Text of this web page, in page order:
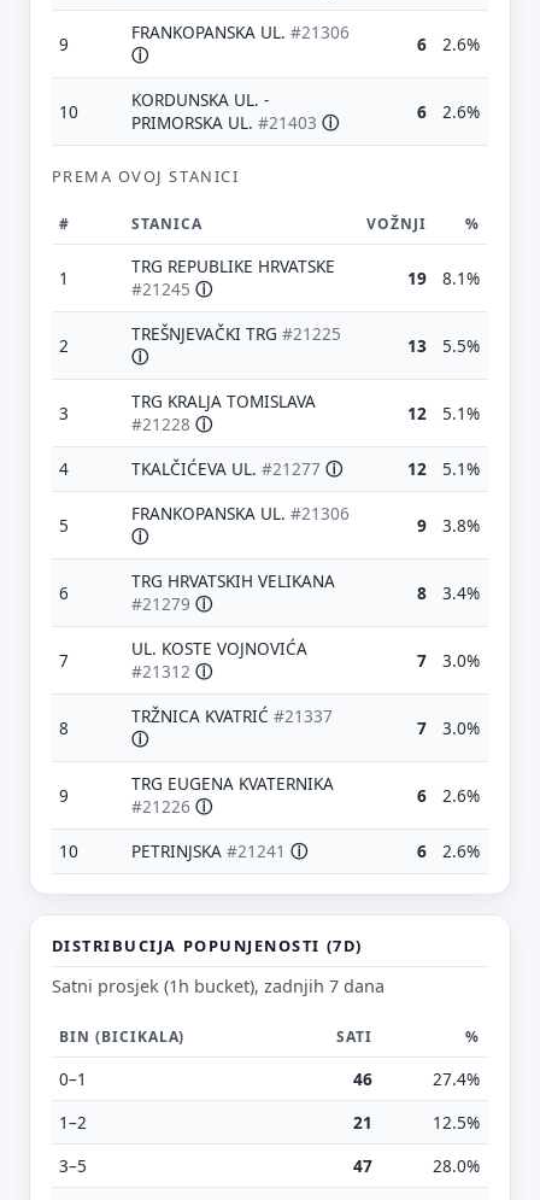
9
FRANKOPANSKA UL. #21306
ⓘ
6 2.6%
10
KORDUNSKA UL. -
PRIMORSKA UL. #21403 ⓘ 6 2.6%
PREMA OVOJ STANICI
# STANICA VOŽNJI %
1
TRG REPUBLIKE HRVATSKE
#21245 ⓘ 19 8.1%
2
TREŠNJEVAČKI TRG #21225
ⓘ
13 5.5%
3
TRG KRALJA TOMISLAVA
#21228 ⓘ 12 5.1%
4 TKALČIĆEVA UL. #21277 ⓘ 12 5.1%
5
FRANKOPANSKA UL. #21306
ⓘ
9 3.8%
6
TRG HRVATSKIH VELIKANA
#21279 ⓘ 8 3.4%
7
UL. KOSTE VOJNOVIĆA
#21312 ⓘ 7 3.0%
8
TRŽNICA KVATRIĆ #21337
ⓘ
7 3.0%
9
TRG EUGENA KVATERNIKA
#21226 ⓘ 6 2.6%
10 PETRINJSKA #21241 ⓘ 6 2.6%
DISTRIBUCIJA POPUNJENOSTI (7D)
Satni prosjek (1h bucket), zadnjih 7 dana
BIN (BICIKALA) SATI %
0–1 46
27.4%
1–2
21
12.5%
3–5
47
28.0%
Predloži poboljšanje ove stranice
stranica može odgovoriti? (npr. “kada je
najpraznije?”, “što znači ovaj skok?”, “što još
usporediti?”)
Vrsta poruke
Povratna informacija
Prijava problema